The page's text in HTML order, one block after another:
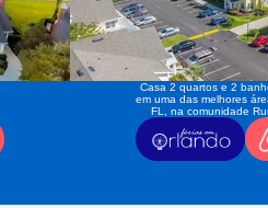
Casa 2 quartos e 2
em uma das melhores
FL, na comunidade